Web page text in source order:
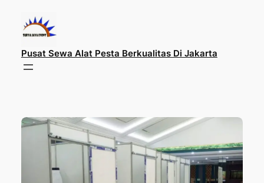
konten
Pusat Sewa Alat Pesta Berkualitas Di Jakarta